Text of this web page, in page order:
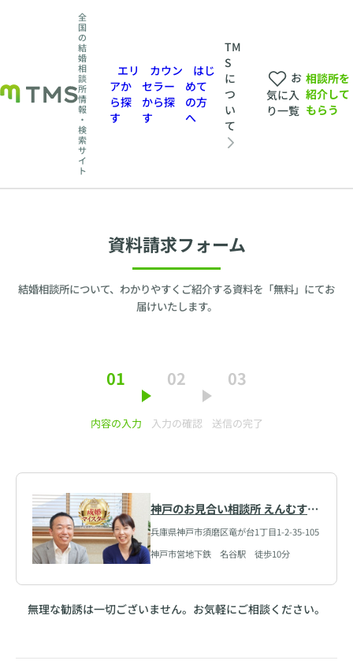
全
国
の
結
婚
相
談
所
情
報
・
検
索
サ
イ
ト
エリ
アか
ら探
す
カウン
セラー
から探
す
はじ
めて
の方
へ
TM
S
に
つ
い
て
お
気に入
り一覧
相談所を
紹介して
もらう
資料請求フォーム
結婚相談所について、わかりやすくご紹介する資料を「無料」にてお
届けいたします。
01
内容の入力
02
入力の確認
03
送信の完了
神戸のお見合い相談所 えんむすび
屋
兵庫県神戸市須磨区竜が台1丁目1-2-35-105
神戸市営地下鉄 名谷駅 徒歩10分
無理な勧誘は一切ございません。お気軽にご相談ください。